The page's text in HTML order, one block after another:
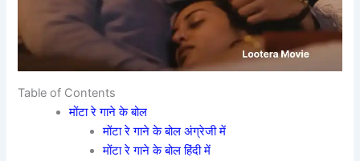
Table of Contents
मोंटा रे गाने के बोल
मोंटा रे गाने के बोल अंग्रेजी में
मोंटा रे गाने के बोल हिंदी में